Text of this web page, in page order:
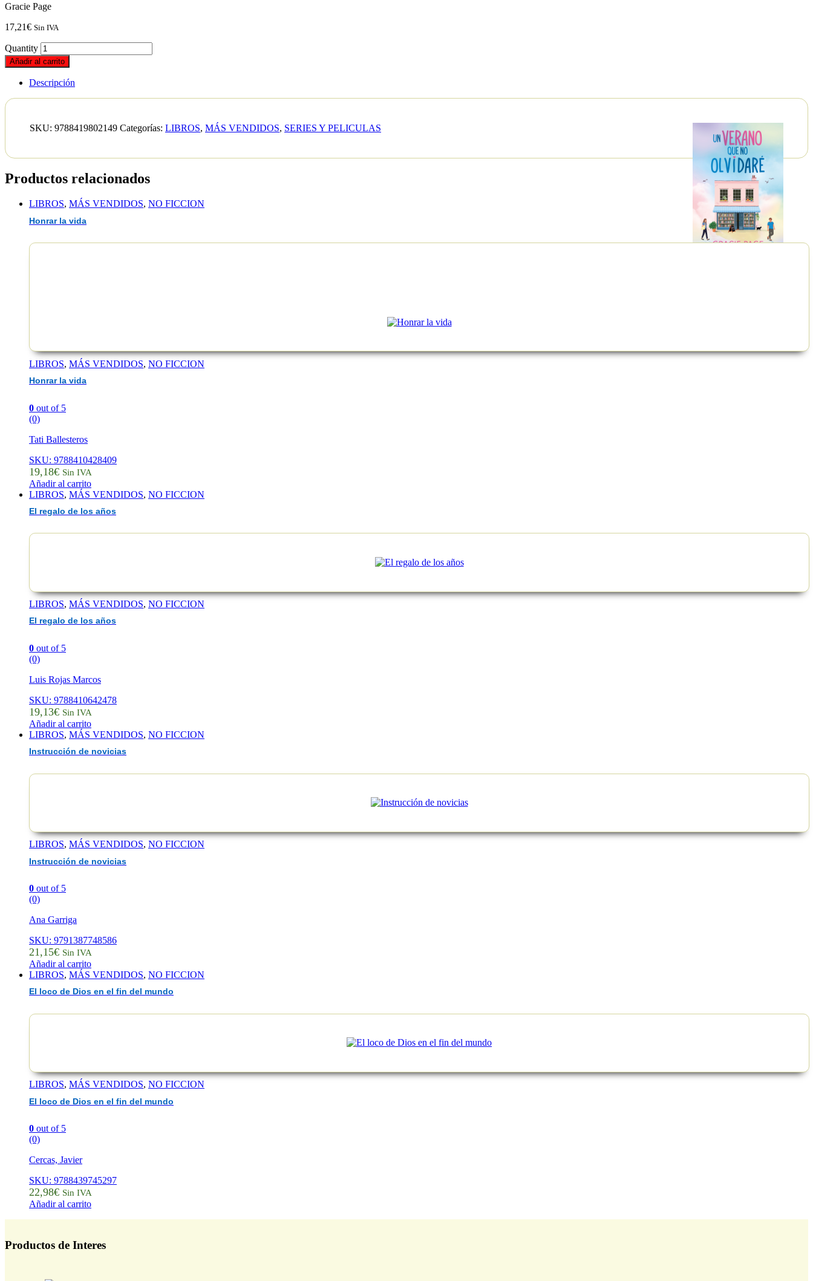
Gracie Page
17,21€ Sin IVA
Quantity
Añadir al carrito
Descripción
SKU: 9788419802149 Categorías: LIBROS, MÁS VENDIDOS, SERIES Y PELICULAS
Productos relacionados
LIBROS, MÁS VENDIDOS, NO FICCION
Honrar la vida
LIBROS, MÁS VENDIDOS, NO FICCION
Honrar la vida
0 out of 5
(0)
Tati Ballesteros
SKU: 9788410428409
19,18€ Sin IVA
Añadir al carrito
LIBROS, MÁS VENDIDOS, NO FICCION
El regalo de los años
LIBROS, MÁS VENDIDOS, NO FICCION
El regalo de los años
0 out of 5
(0)
Luis Rojas Marcos
SKU: 9788410642478
19,13€ Sin IVA
Añadir al carrito
LIBROS, MÁS VENDIDOS, NO FICCION
Instrucción de novicias
LIBROS, MÁS VENDIDOS, NO FICCION
Instrucción de novicias
0 out of 5
(0)
Ana Garriga
SKU: 9791387748586
21,15€ Sin IVA
Añadir al carrito
LIBROS, MÁS VENDIDOS, NO FICCION
El loco de Dios en el fin del mundo
LIBROS, MÁS VENDIDOS, NO FICCION
El loco de Dios en el fin del mundo
0 out of 5
(0)
Cercas, Javier
SKU: 9788439745297
22,98€ Sin IVA
Añadir al carrito
Productos de Interes